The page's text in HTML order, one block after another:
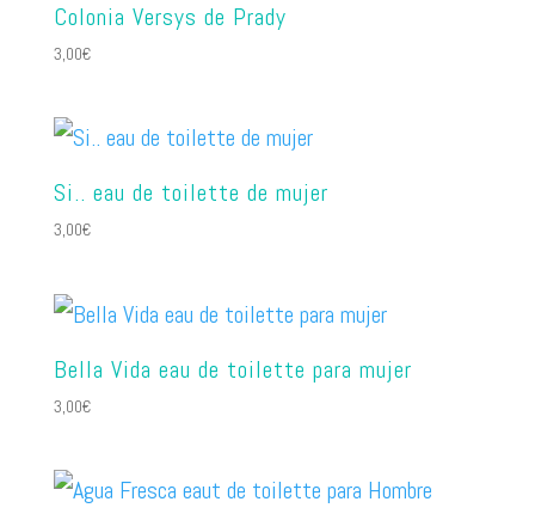
Colonia Versys de Prady
3,00€
Si.. eau de toilette de mujer
3,00€
Bella Vida eau de toilette para mujer
3,00€